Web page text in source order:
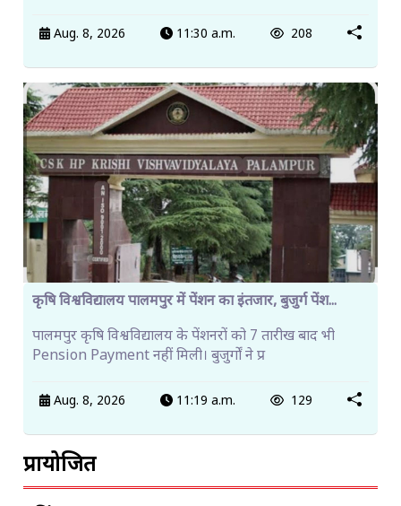
Aug. 8, 2026 11:30 a.m. 208
कृषि विश्वविद्यालय पालमपुर में पेंशन का इंतजार, बुजुर्ग पेंश...
पालमपुर कृषि विश्वविद्यालय के पेंशनरों को 7 तारीख बाद भी
Pension Payment नहीं मिली। बुजुर्गों ने प्र
Aug. 8, 2026 11:19 a.m. 129
प्रायोजित